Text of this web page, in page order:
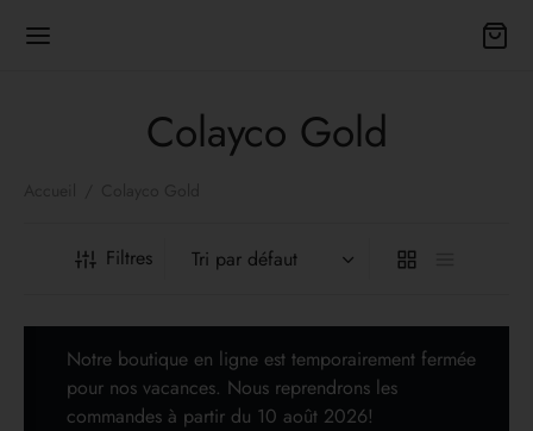
Colayco Gold
Filtres
Notre boutique en ligne est temporairement fermée
pour nos vacances. Nous reprendrons les
commandes à partir du 10 août 2026!
bijoux